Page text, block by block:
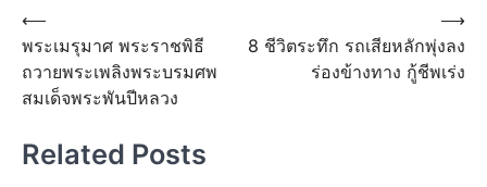
Post
navigation
⟵
พระเมรุมาศ พระราชพิธี
ถวายพระเพลิงพระบรมศพ
สมเด็จพระพันปีหลวง
8 ชีวิตระทึก รถเสียหลักพุ่งลง
ร่องข้างทาง กู้ชีพเร่ง
⟶
Related Posts